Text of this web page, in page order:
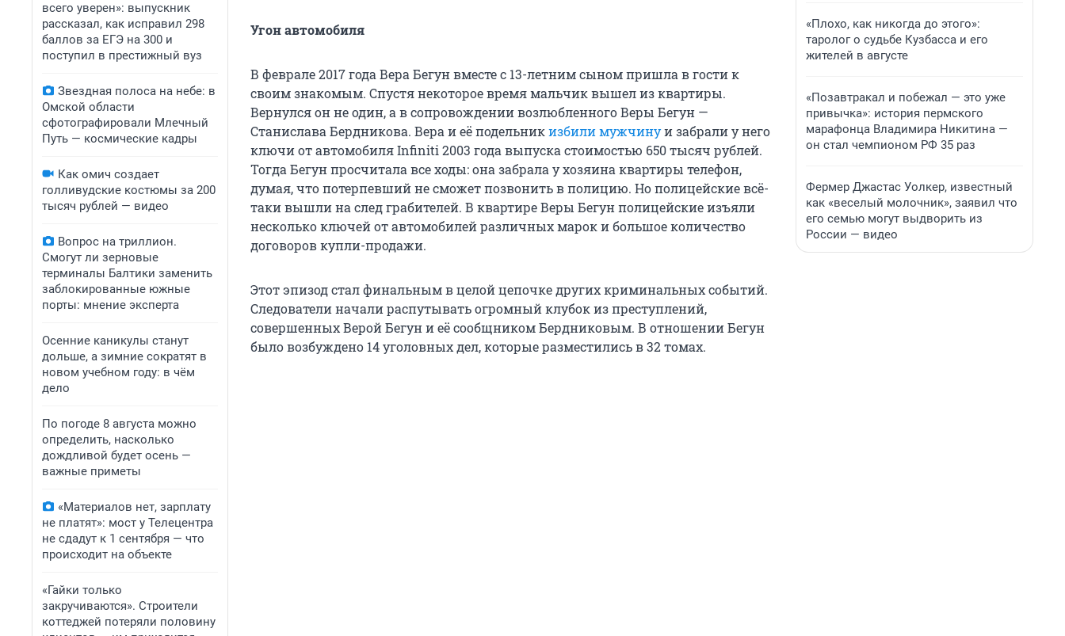
всего уверен»: выпускник
рассказал, как исправил 298
баллов за ЕГЭ на 300 и
поступил в престижный вуз
Звездная полоса на небе: в
Омской области
сфотографировали Млечный
Путь — космические кадры
Как омич создает
голливудские костюмы за 200
тысяч рублей — видео
Вопрос на триллион.
Смогут ли зерновые
терминалы Балтики заменить
заблокированные южные
порты: мнение эксперта
Осенние каникулы станут
дольше, а зимние сократят в
новом учебном году: в чём
дело
По погоде 8 августа можно
определить, насколько
дождливой будет осень —
важные приметы
«Материалов нет, зарплату
не платят»: мост у Телецентра
не сдадут к 1 сентября — что
происходит на объекте
«Гайки только
закручиваются». Строители
коттеджей потеряли половину
Угон автомобиля
В феврале 2017 года Вера Бегун вместе с 13-летним сыном пришла в гости к
своим знакомым. Спустя некоторое время мальчик вышел из квартиры.
Вернулся он не один, а в сопровождении возлюбленного Веры Бегун —
Станислава Бердникова. Вера и её подельникизбили мужчинуи забрали у него
ключи от автомобиля Infiniti 2003 года выпуска стоимостью 650 тысяч рублей.
Тогда Бегун просчитала все ходы: она забрала у хозяина квартиры телефон,
думая, что потерпевший не сможет позвонить в полицию. Но полицейские всё-
таки вышли на след грабителей. В квартире Веры Бегун полицейские изъяли
несколько ключей от автомобилей различных марок и большое количество
договоров купли-продажи.
Этот эпизод стал финальным в целой цепочке других криминальных событий.
Следователи начали распутывать огромный клубок из преступлений,
совершенных Верой Бегун и её сообщником Бердниковым. В отношении Бегун
было возбуждено 14 уголовных дел, которые разместились в 32 томах.
«Плохо, как никогда до этого»:
таролог о судьбе Кузбасса и его
жителей в августе
«Позавтракал и побежал — это уже
привычка»: история пермского
марафонца Владимира Никитина —
он стал чемпионом РФ 35 раз
Фермер Джастас Уолкер, известный
как «веселый молочник», заявил что
его семью могут выдворить из
России — видео